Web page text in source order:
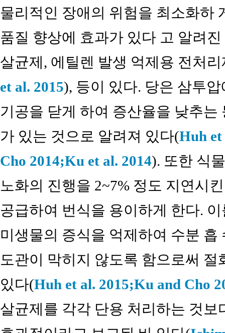
물리적인 장애의 위험을 최소화하
품질 향상에 효과가 있다 고 알려
살균제, 에틸렌 발생 억제용 전처
et al. 2015), 등이 있다. 당은 삼투
기공을 닫게 하여 증산율을 낮추
가 있는 것으로 알려져 있다(Huh et
Cho 2014;Ku et al. 2014). 또한 식
노화의 진행을 2~7% 정도 지연시
공급하여 번식을 용이하게 한다.
미생물의 증식을 억제하여 수분
도관이 막히지 않도록 함으로써
있다(Huh et al. 2015;Ku and Cho
살균제를 각각 단용 처리하는 것보